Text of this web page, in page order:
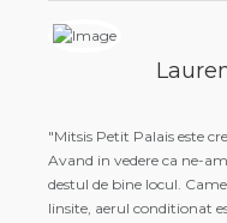
"Mitsis Petit Palais este
Avand in vedere ca ne-
destul de bine locul.
linsite, aerul conditionat